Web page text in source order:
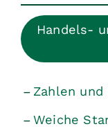
Handels-
Zahlen und
Weiche